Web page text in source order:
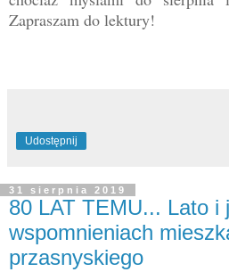
Zapraszam do lektury!
Udostępnij
31 sierpnia 2019
80 LAT TEMU... Lato i
wspomnieniach
przasnyskiego